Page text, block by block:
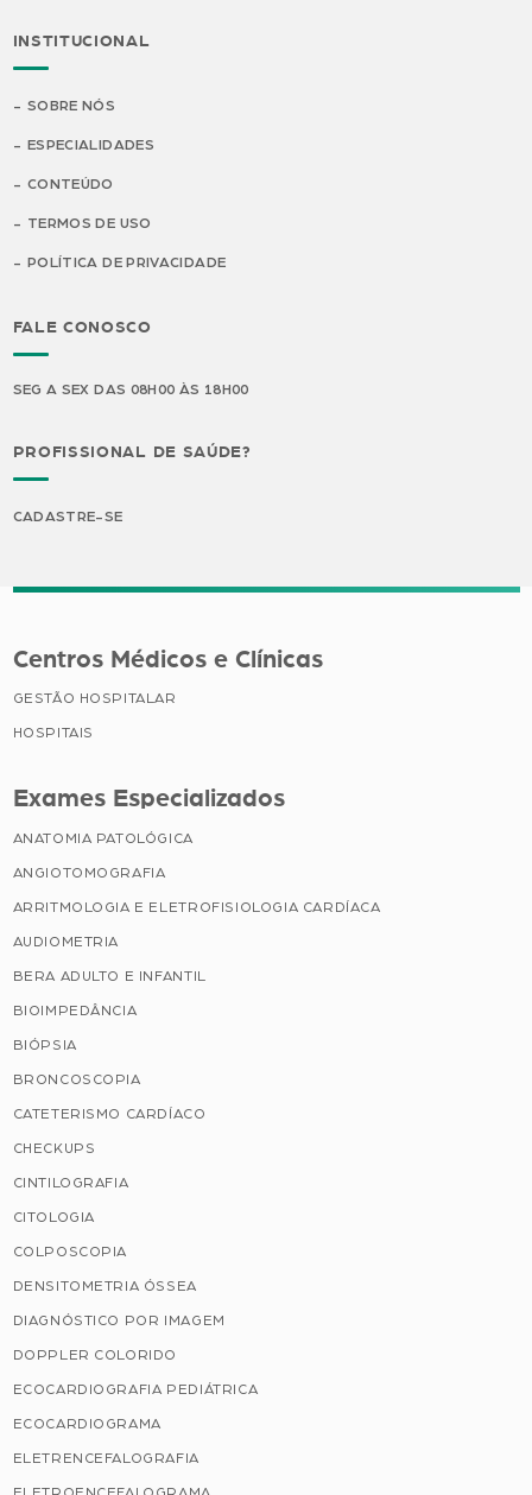
INSTITUCIONAL
SOBRE NÓS
ESPECIALIDADES
CONTEÚDO
TERMOS DE USO
POLÍTICA DE PRIVACIDADE
FALE CONOSCO
SEG A SEX DAS 08H00 ÀS 18H00
PROFISSIONAL DE SAÚDE?
CADASTRE-SE
Centros Médicos e Clínicas
GESTÃO HOSPITALAR
HOSPITAIS
Exames Especializados
ANATOMIA PATOLÓGICA
ANGIOTOMOGRAFIA
ARRITMOLOGIA E ELETROFISIOLOGIA CARDÍACA
AUDIOMETRIA
BERA ADULTO E INFANTIL
BIOIMPEDÂNCIA
BIÓPSIA
BRONCOSCOPIA
CATETERISMO CARDÍACO
CHECKUPS
CINTILOGRAFIA
CITOLOGIA
COLPOSCOPIA
DENSITOMETRIA ÓSSEA
DIAGNÓSTICO POR IMAGEM
DOPPLER COLORIDO
ECOCARDIOGRAFIA PEDIÁTRICA
ECOCARDIOGRAMA
ELETRENCEFALOGRAFIA